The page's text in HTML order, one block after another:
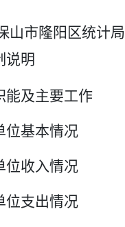
山市隆阳区统计局
说明
能及主要工作
位基本情况
位收入情况
位支出情况